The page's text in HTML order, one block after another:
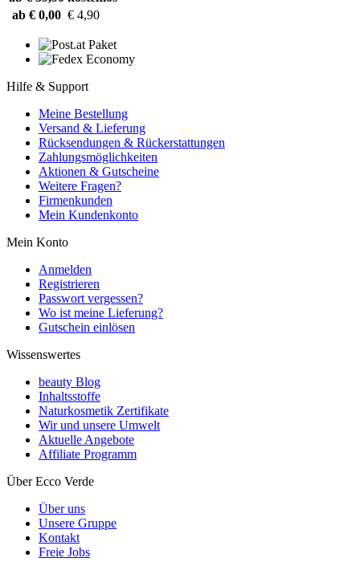
ab € 0,00 € 4,90
Hilfe & Support
Meine Bestellung
Versand & Lieferung
Rücksendungen & Rückerstattungen
Zahlungsmöglichkeiten
Aktionen & Gutscheine
Weitere Fragen?
Firmenkunden
Mein Kundenkonto
Mein Konto
Anmelden
Registrieren
Passwort vergessen?
Wo ist meine Lieferung?
Gutschein einlösen
Wissenswertes
beauty Blog
Inhaltsstoffe
Naturkosmetik Zertifikate
Wir und unsere Umwelt
Aktuelle Angebote
Affiliate Programm
Über Ecco Verde
Über uns
Unsere Gruppe
Kontakt
Freie Jobs